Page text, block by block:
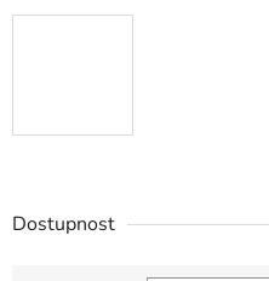
Dostupnost